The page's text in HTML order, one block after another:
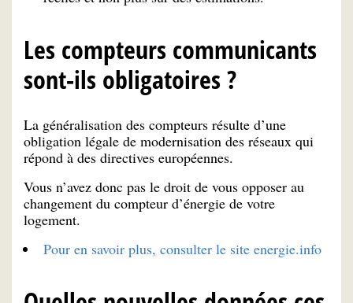
Les compteurs communicants
sont-ils obligatoires ?
La généralisation des compteurs résulte d’une
obligation légale de modernisation des réseaux qui
répond à des directives européennes.
Vous n’avez donc pas le droit de vous opposer au
changement du compteur d’énergie de votre
logement.
Pour en savoir plus, consulter le site energie.info